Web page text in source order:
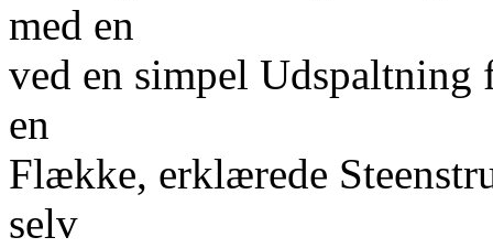
med en
ved en simpel Udspaltning
en
Flække, erklærede
selv